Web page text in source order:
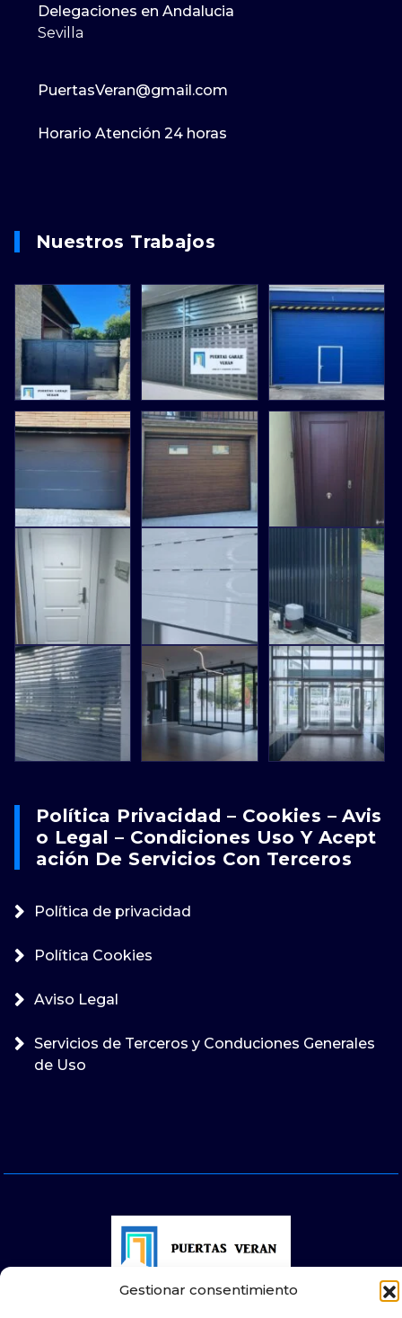
Gestionar consentimiento
Delegaciones en Andalucia
Sevilla
PuertasVeran@gmail.com
Horario Atención 24 horas
Nuestros Trabajos
Política Privacidad – Cookies – Avis
O Legal – Condiciones Uso Y Acept
Ación De Servicios Con Terceros
Política de privacidad
Política Cookies
Aviso Legal
Servicios de Terceros y Conduciones Generales
de Uso